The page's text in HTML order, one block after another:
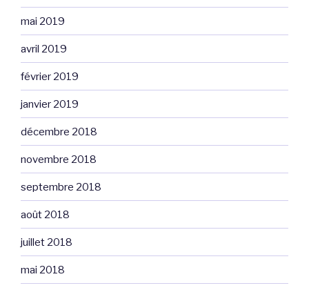
mai 2019
avril 2019
février 2019
janvier 2019
décembre 2018
novembre 2018
septembre 2018
août 2018
juillet 2018
mai 2018